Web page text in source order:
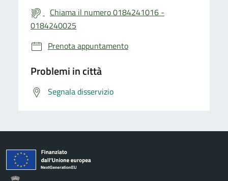
Chiama il numero 0184241016 -
0184240025
Prenota appuntamento
Problemi in città
Segnala disservizio